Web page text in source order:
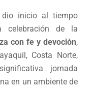
dio inicio al tiempo
celebración de la
con fe y devoción,
Costa Norte,
jornada
en un ambiente de